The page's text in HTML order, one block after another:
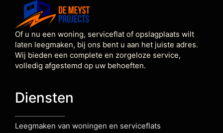
Of u nu een woning, serviceflat of opslagplaats wilt
laten leegmaken, bij ons bent u aan het juiste adres.
Wij bieden een complete en zorgeloze service,
volledig afgestemd op uw behoeften.
Diensten
Leegmaken van woningen en serviceflats